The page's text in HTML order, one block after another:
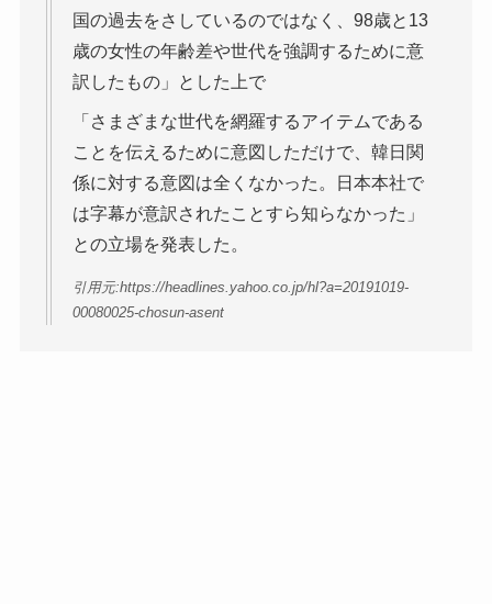
国の過去をさしているのではなく、98歳と13
歳の女性の年齢差や世代を強調するために意
訳したもの」とした上で
「さまざまな世代を網羅するアイテムである
ことを伝えるために意図しただけで、韓日関
係に対する意図は全くなかった。日本本社で
は字幕が意訳されたことすら知らなかった」
との立場を発表した。
引用元:https://headlines.yahoo.co.jp/hl?a=20191019-
00080025-chosun-asent